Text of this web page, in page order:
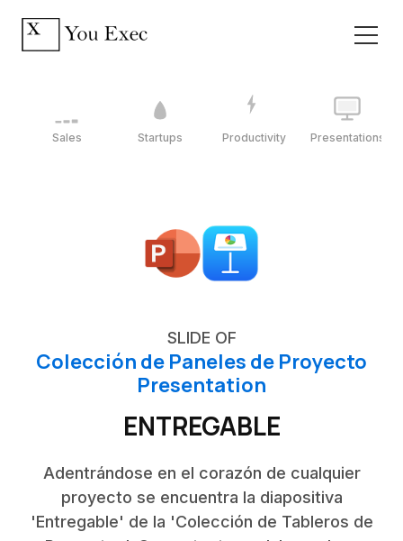
Sales Startups Productivity Presentations
SLIDE OF
Colección de Paneles de Proyecto
Presentation
ENTREGABLE
Adentrándose en el corazón de cualquier
proyecto se encuentra la diapositiva
'Entregable' de la 'Colección de Tableros de